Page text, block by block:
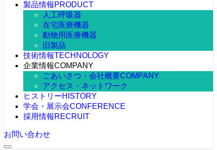
製品情報 PRODUCT
人工呼吸器
在宅医療機器
動物用医療機器
旧製品
技術情報TECHNOLOGY
企業情報COMPANY
ごあいさつ・会社概要COMPANY
アクセス・ネットワーク
ヒストリーHISTORY
学会・展示会CONFERENCE
採用情報 RECRUIT
お問い合わせ